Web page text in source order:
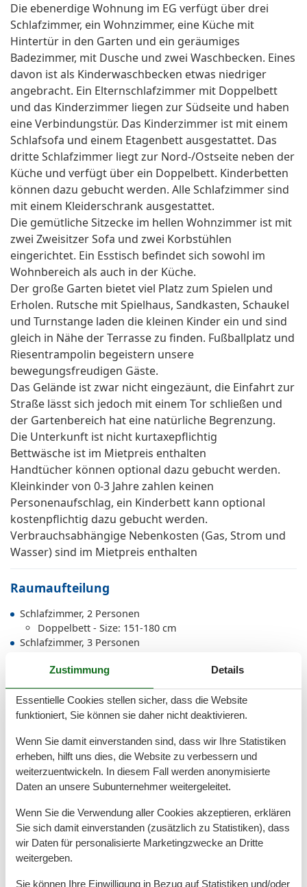
Die ebenerdige Wohnung im EG verfügt über drei
Schlafzimmer, ein Wohnzimmer, eine Küche mit
Hintertür in den Garten und ein geräumiges
Badezimmer, mit Dusche und zwei Waschbecken. Eines
davon ist als Kinderwaschbecken etwas niedriger
angebracht. Ein Elternschlafzimmer mit Doppelbett
und das Kinderzimmer liegen zur Südseite und haben
eine Verbindungstür. Das Kinderzimmer ist mit einem
Schlafsofa und einem Etagenbett ausgestattet. Das
dritte Schlafzimmer liegt zur Nord-/Ostseite neben der
Küche und verfügt über ein Doppelbett. Kinderbetten
können dazu gebucht werden. Alle Schlafzimmer sind
mit einem Kleiderschrank ausgestattet.
Die gemütliche Sitzecke im hellen Wohnzimmer ist mit
zwei Zweisitzer Sofa und zwei Korbstühlen
eingerichtet. Ein Esstisch befindet sich sowohl im
Wohnbereich als auch in der Küche.
Der große Garten bietet viel Platz zum Spielen und
Erholen. Rutsche mit Spielhaus, Sandkasten, Schaukel
und Turnstange laden die kleinen Kinder ein und sind
gleich in Nähe der Terrasse zu finden. Fußballplatz und
Riesentrampolin begeistern unsere
bewegungsfreudigen Gäste.
Das Gelände ist zwar nicht eingezäunt, die Einfahrt zur
Straße lässt sich jedoch mit einem Tor schließen und
der Gartenbereich hat eine natürliche Begrenzung.
Die Unterkunft ist nicht kurtaxepflichtig
Bettwäsche ist im Mietpreis enthalten
Handtücher können optional dazu gebucht werden.
Kleinkinder von 0-3 Jahre zahlen keinen
Personenaufschlag, ein Kinderbett kann optional
kostenpflichtig dazu gebucht werden.
Verbrauchsabhängige Nebenkosten (Gas, Strom und
Wasser) sind im Mietpreis enthalten
Raumaufteilung
Schlafzimmer, 2 Personen
Doppelbett - Size: 151-180 cm
Schlafzimmer, 3 Personen
Einzelcouch - variable size
Schlafzimmer, 2 Personen
Doppelbett - Size: 151-180 cm
Gesamte Ausstattung
Allg. Ausstattung
Kurabgabefrei
Nichtraucher
Waschmaschine
Außen
Zustimmung Details
Essentielle Cookies stellen sicher, dass die Website
funktioniert, Sie können sie daher nicht deaktivieren.
Wenn Sie damit einverstanden sind, dass wir Ihre Statistiken
erheben, hilft uns dies, die Website zu verbessern und
weiterzuentwickeln. In diesem Fall werden anonymisierte
Daten an unsere Subunternehmer weitergeleitet.
Wenn Sie die Verwendung aller Cookies akzeptieren, erklären
Sie sich damit einverstanden (zusätzlich zu Statistiken), dass
wir Daten für personalisierte Marketingzwecke an Dritte
weitergeben.
Sie können Ihre Einwilligung in Bezug auf Statistiken und/oder